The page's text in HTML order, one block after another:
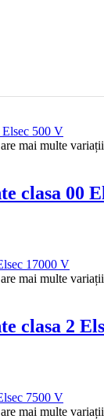
mai multe
clasa 00
mai multe
clasa 2
mai multe